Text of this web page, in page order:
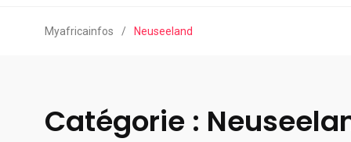
Myafricainfos / Neuseeland
Catégorie :